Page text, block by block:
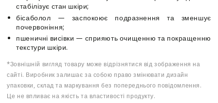
стабілізує стан шкіри;
бісаболол — заспокоює подразнення та зменшує
почервоніння;
пшеничні висівки — сприяють очищенню та покращенню
текстури шкіри.
*Зовнішній вигляд товару може відрізнятися від зображення на
сайті. Виробник залишає за собою право змінювати дизайн
упаковки, склад та маркування без попереднього повідомлення.
Це не впливає на якість та властивості продукту.